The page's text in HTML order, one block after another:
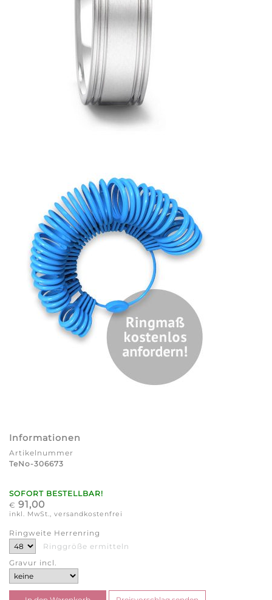
Informationen
Artikelnummer
TeNo-306673
SOFORT BESTELLBAR!
€ 91,00
inkl. MwSt., versandkostenfrei
Ringweite Herrenring
Ringgröße ermitteln
Gravur incl.